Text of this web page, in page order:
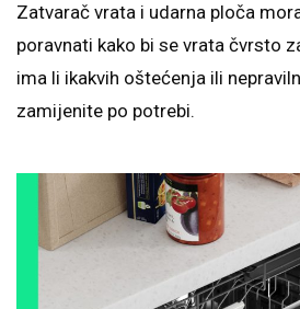
Zatvarač vrata i udarna ploča
poravnati kako bi se vrata čvrsto
ima li ikakvih oštećenja ili
zamijenite po potrebi.